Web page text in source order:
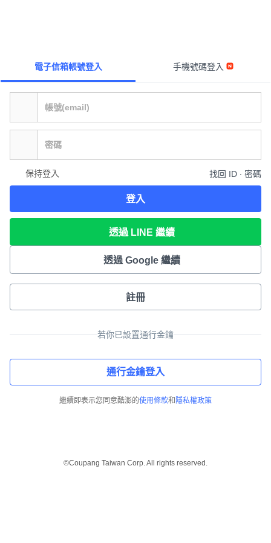
電子信箱帳號登入 手機號碼登入
保持登入 找回 ID ∙ 密碼
登入
透過 LINE 繼續
透過 Google 繼續
註冊
若你已設置通行金鑰
通行金鑰登入
繼續即表示您同意酷澎的使用條款和 隱私權政策
©Coupang Taiwan Corp. All rights reserved.